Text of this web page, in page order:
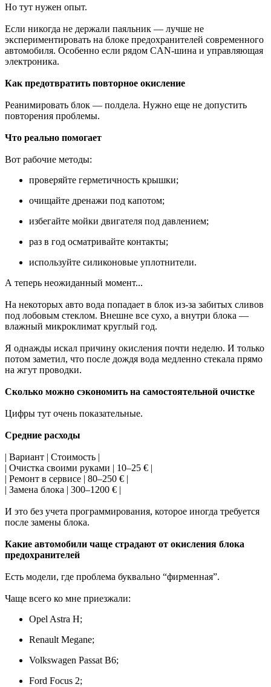
Но тут нужен опыт.
Если никогда не держали паяльник — лучше не
экспериментировать на блоке предохранителей современного
автомобиля. Особенно если рядом CAN-шина и управляющая
электроника.
Как предотвратить повторное окисление
Реанимировать блок — полдела. Нужно еще не допустить
повторения проблемы.
Что реально помогает
Вот рабочие методы:
проверяйте герметичность крышки;
очищайте дренажи под капотом;
избегайте мойки двигателя под давлением;
раз в год осматривайте контакты;
используйте силиконовые уплотнители.
А теперь неожиданный момент...
На некоторых авто вода попадает в блок из-за забитых сливов
под лобовым стеклом. Внешне все сухо, а внутри блока —
влажный микроклимат круглый год.
Я однажды искал причину окисления почти неделю. И только
потом заметил, что после дождя вода медленно стекала прямо
на жгут проводки.
Сколько можно сэкономить на самостоятельной очистке
Цифры тут очень показательные.
Средние расходы
| Вариант | Стоимость |
| Очистка своими руками | 10–25 € |
| Ремонт в сервисе | 80–250 € |
| Замена блока | 300–1200 € |
И это без учета программирования, которое иногда требуется
после замены блока.
Какие автомобили чаще страдают от окисления блока
предохранителей
Есть модели, где проблема буквально “фирменная”.
Чаще всего ко мне приезжали:
Opel Astra H;
Renault Megane;
Volkswagen Passat B6;
Ford Focus 2;